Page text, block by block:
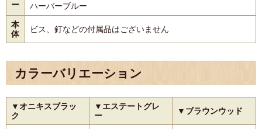
ー
ハーバーブルー
本
体
ビス、釘などの付属品はございません
カラーバリエーション
▼オニキスブラッ
ク
▼エステートグレ
ー
▼ブラウンウッド